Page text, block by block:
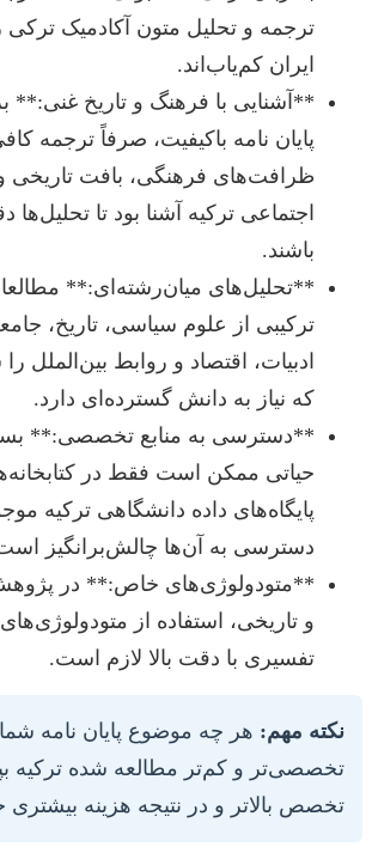
ترجمه و تحلیل متون آکادمیک ترکی
ایران کم‌یاب‌اند.
**آشنایی با فرهنگ و تاریخ غنی:**
پایان نامه باکیفیت، صرفاً ترجمه
ظرافت‌های فرهنگی، بافت تاریخی
اجتماعی ترکیه آشنا بود تا
باشند.
**تحلیل‌های میان‌رشته‌ای:**
ترکیبی از علوم سیاسی، تاریخ،
ادبیات، اقتصاد و روابط
که نیاز به دانش گسترده‌ای دارد.
**دسترسی به منابع تخصصی:**
حیاتی ممکن است فقط در
پایگاه‌های داده دانشگاهی ترکیه
دسترسی به آن‌ها چالش‌برانگیز
**متودولوژی‌های خاص:** در
و تاریخی، استفاده از
تفسیری با دقت بالا لازم است.
نکته مهم: هر چه موضوع پایان نامه
تخصصی‌تر و کم‌تر مطالعه شده ترکیه
تخصص بالاتر و در نتیجه هزینه